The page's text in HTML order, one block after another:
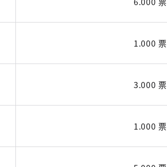
1.000 票
3.000 票
1.000 票